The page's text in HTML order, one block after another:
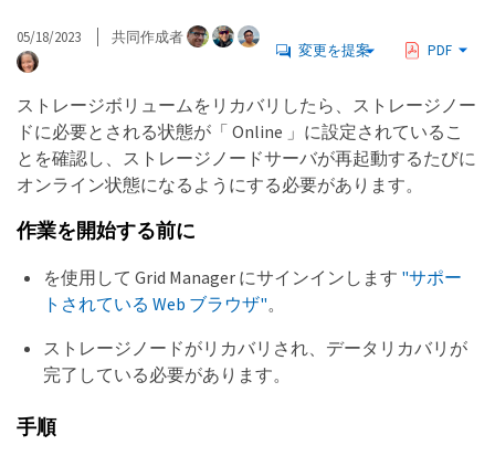
05/18/2023 共同作成者
変更を提案 PDF
ストレージボリュームをリカバリしたら、ストレージノー
ドに必要とされる状態が「 Online 」に設定されているこ
とを確認し、ストレージノードサーバが再起動するたびに
オンライン状態になるようにする必要があります。
作業を開始する前に
を使用して Grid Manager にサインインします "サポー
トされている Web ブラウザ"。
ストレージノードがリカバリされ、データリカバリが
完了している必要があります。
手順